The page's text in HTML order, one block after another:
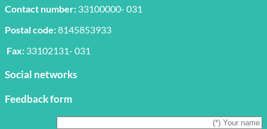
Contact number: 33100000- 031
Postal code:8145853933
Fax: 33102131- 031
Social networks
Feedback form